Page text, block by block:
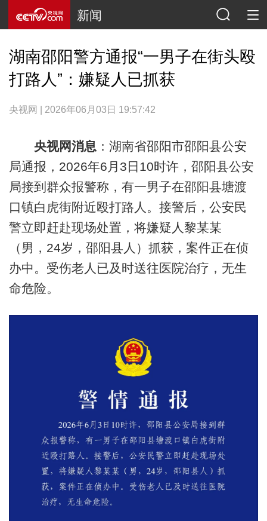
新闻
湖南邵阳警方通报“一男子在街头殴
打路人”：嫌疑人已抓获
央视网 | 2026年06月03日 19:57:42
央视网消息 ：湖南省邵阳市邵阳县公安
局通报，2026年6月3日10时许，邵阳县公安
局接到群众报警称，有一男子在邵阳县塘渡
口镇白虎街附近殴打路人。接警后，公安民
警立即赶赴现场处置，将嫌疑人黎某某
（男，24岁，邵阳县人）抓获，案件正在侦
办中。受伤老人已及时送往医院治疗，无生
命危险。